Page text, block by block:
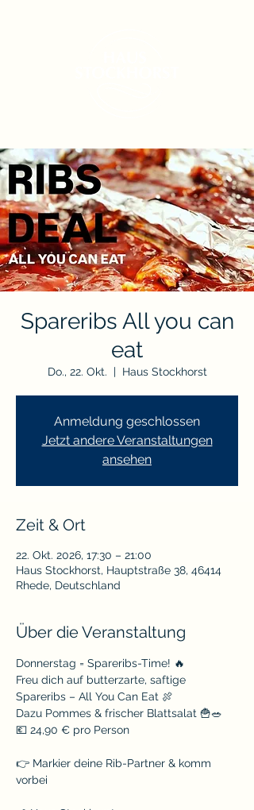
Spareribs All you can
eat
Do., 22. Okt.
  |
Haus Stockhorst
Anmeldung geschlossen
Jetzt andere Veranstaltungen
ansehen
Zeit & Ort
22. Okt. 2026, 17:30 – 21:00
Haus Stockhorst, Hauptstraße 38, 46414
Rhede, Deutschland
Über die Veranstaltung
Donnerstag = Spareribs-Time! 🔥
Freu dich auf butterzarte, saftige
Spareribs – All You Can Eat 🍖
Dazu Pommes & frischer Blattsalat 🍟🥗
💶 24,90 € pro Person
👉 Markier deine Rib-Partner & komm
vorbei